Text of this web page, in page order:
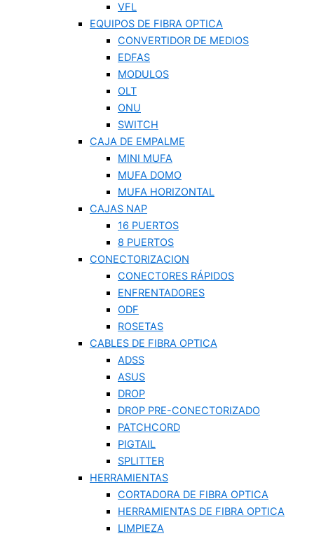
VFL
EQUIPOS DE FIBRA OPTICA
CONVERTIDOR DE MEDIOS
EDFAS
MODULOS
OLT
ONU
SWITCH
CAJA DE EMPALME
MINI MUFA
MUFA DOMO
MUFA HORIZONTAL
CAJAS NAP
16 PUERTOS
8 PUERTOS
CONECTORIZACION
CONECTORES RÁPIDOS
ENFRENTADORES
ODF
ROSETAS
CABLES DE FIBRA OPTICA
ADSS
ASUS
DROP
DROP PRE-CONECTORIZADO
PATCHCORD
PIGTAIL
SPLITTER
HERRAMIENTAS
CORTADORA DE FIBRA OPTICA
HERRAMIENTAS DE FIBRA OPTICA
LIMPIEZA